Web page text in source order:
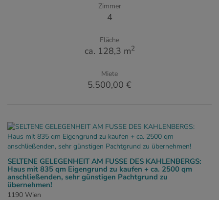
Zimmer
4
Fläche
ca. 128,3 m2
Miete
5.500,00 €
SELTENE GELEGENHEIT AM FUSSE DES KAHLENBERGS:
Haus mit 835 qm Eigengrund zu kaufen + ca. 2500 qm
anschließenden, sehr günstigen Pachtgrund zu
übernehmen!
1190 Wien